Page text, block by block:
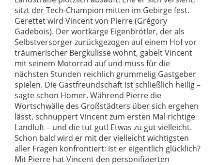
sitzt der Tech-Champion mitten im Gebirge fest.
Gerettet wird Vincent von Pierre (Grégory
Gadebois). Der wortkarge Eigenbrötler, der als
Selbstversorger zurückgezogen auf einem Hof vor
träumerischer Bergkulisse wohnt, gabelt Vincent
mit seinem Motorrad auf und muss für die
nächsten Stunden reichlich grummelig Gastgeber
spielen. Die Gastfreundschaft ist schließlich heilig –
sagte schon Homer. Während Pierre die
Wortschwälle des Großstädters über sich ergehen
lässt, schnuppert Vincent zum ersten Mal richtige
Landluft – und die tut gut! Etwas zu gut vielleicht.
Schon bald wird er mit der vielleicht wichtigsten
aller Fragen konfrontiert: Ist er eigentlich glücklich?
Mit Pierre hat Vincent den personifizierten